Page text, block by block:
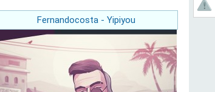
Fernandocosta - Yipiyou